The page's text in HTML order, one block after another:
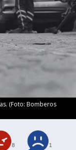
(Foto: Bomberos
8 1